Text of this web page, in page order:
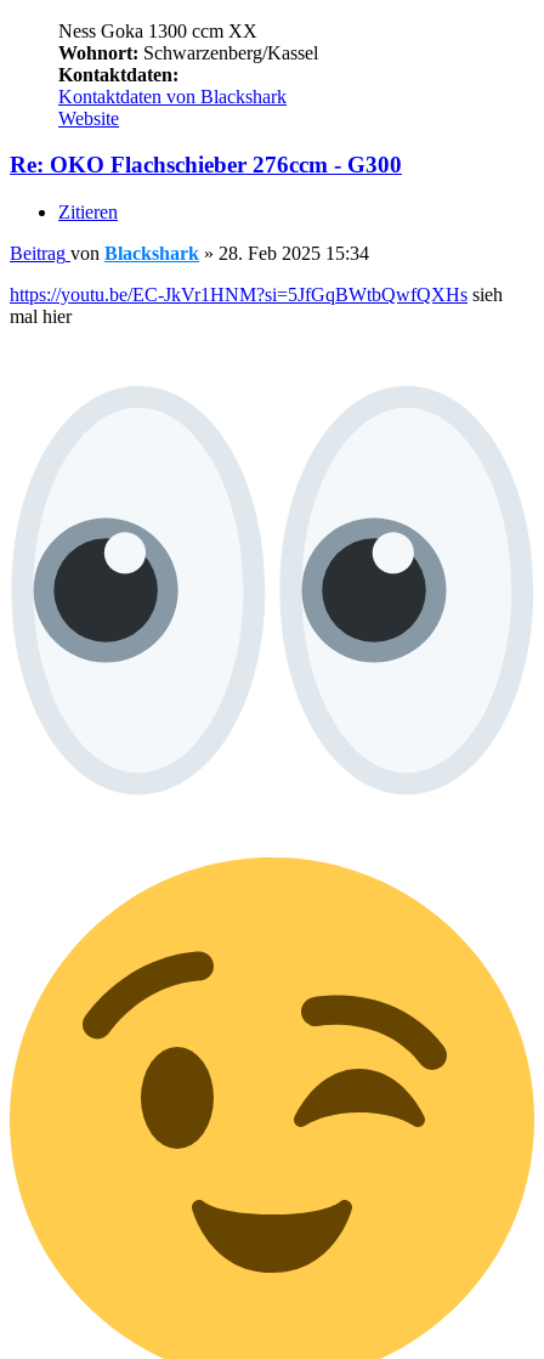
Ness Goka 1300 ccm XX
Wohnort: Schwarzenberg/Kassel
Kontaktdaten:
Kontaktdaten von Blackshark
Website
Re: OKO Flachschieber 276ccm - G300
Zitieren
Beitrag von Blackshark » 28. Feb 2025 15:34
https://youtu.be/EC-JkVr1HNM?si=5JfGqBWtbQwfQXHs sieh
mal hier